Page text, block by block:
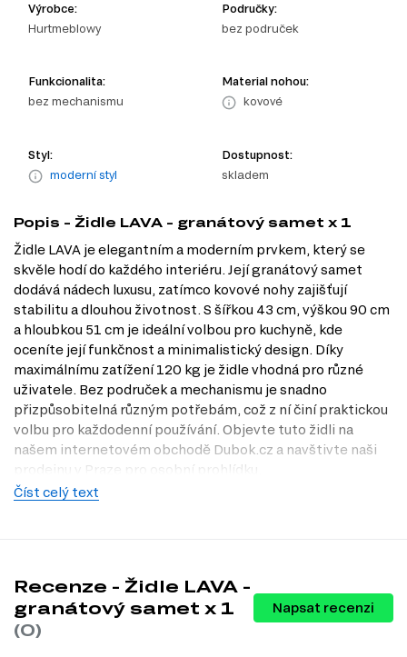
Výrobce:
Hurtmeblowy
Područky:
bez područek
Funkcionalita:
bez mechanismu
Material nohou:
kovové
Styl:
moderní styl
Dostupnost:
skladem
Popis - Židle LAVA - granátový samet x 1
Židle LAVA je elegantním a moderním prvkem, který se
skvěle hodí do každého interiéru. Její granátový samet
dodává nádech luxusu, zatímco kovové nohy zajišťují
stabilitu a dlouhou životnost. S šířkou 43 cm, výškou 90 cm
a hloubkou 51 cm je ideální volbou pro kuchyně, kde
oceníte její funkčnost a minimalistický design. Díky
maximálnímu zatížení 120 kg je židle vhodná pro různé
uživatele. Bez područek a mechanismu je snadno
přizpůsobitelná různým potřebám, což z ní činí praktickou
volbu pro každodenní používání. Objevte tuto židli na
našem internetovém obchodě Dubok.cz a navštivte naši
prodejnu v Praze pro osobní prohlídku.
Dostupné modifikace produktu
černý
světle šedá / kovově černá
tmavě šedá / kovově černá
granátová / kovová černá
Číst celý text
Recenze - Židle LAVA -
granátový samet x 1
(0)
Napsat recenzi